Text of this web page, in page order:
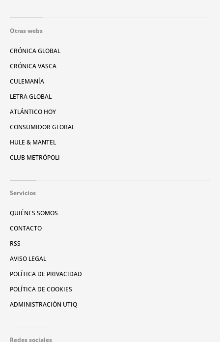
Otras webs
CRÓNICA GLOBAL
CRÓNICA VASCA
CULEMANÍA
LETRA GLOBAL
ATLÁNTICO HOY
CONSUMIDOR GLOBAL
HULE & MANTEL
CLUB METRÓPOLI
Servicios
QUIÉNES SOMOS
CONTACTO
RSS
AVISO LEGAL
POLÍTICA DE PRIVACIDAD
POLÍTICA DE COOKIES
ADMINISTRACIÓN UTIQ
Redes sociales